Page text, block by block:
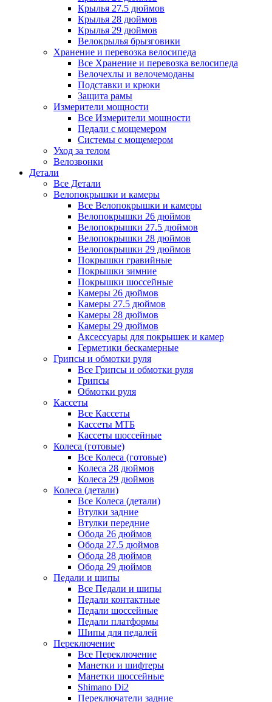
Крылья 27.5 дюймов
Крылья 28 дюймов
Крылья 29 дюймов
Велокрылья брызговики
Хранение и перевозка велосипеда
Все Хранение и перевозка велосипеда
Велочехлы и велочемоданы
Подставки и крюки
Защита рамы
Измерители мощности
Все Измерители мощности
Педали с мощемером
Системы с мощемером
Уход за телом
Велозвонки
Детали
Все Детали
Велопокрышки и камеры
Все Велопокрышки и камеры
Велопокрышки 26 дюймов
Велопокрышки 27.5 дюймов
Велопокрышки 28 дюймов
Велопокрышки 29 дюймов
Покрышки гравийные
Покрышки зимние
Покрышки шоссейные
Камеры 26 дюймов
Камеры 27.5 дюймов
Камеры 28 дюймов
Камеры 29 дюймов
Аксессуары для покрышек и камер
Герметики бескамерные
Грипсы и обмотки руля
Все Грипсы и обмотки руля
Грипсы
Обмотки руля
Кассеты
Все Кассеты
Кассеты МТБ
Кассеты шоссейные
Колеса (готовые)
Все Колеса (готовые)
Колеса 28 дюймов
Колеса 29 дюймов
Колеса (детали)
Все Колеса (детали)
Втулки задние
Втулки передние
Обода 26 дюймов
Обода 27.5 дюймов
Обода 28 дюймов
Обода 29 дюймов
Педали и шипы
Все Педали и шипы
Педали контактные
Педали шоссейные
Педали платформы
Шипы для педалей
Переключение
Все Переключение
Манетки и шифтеры
Манетки шоссейные
Shimano Di2
Переключатели задние